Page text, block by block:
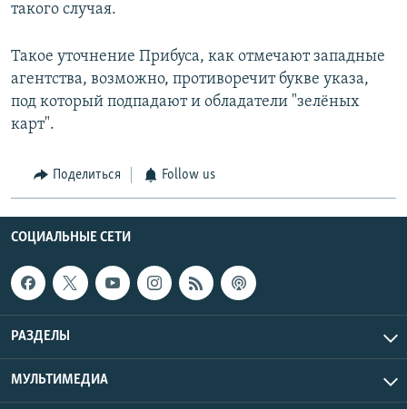
такого случая.
Такое уточнение Прибуса, как отмечают западные
агентства, возможно, противоречит букве указа,
под который подпадают и обладатели "зелёных
карт".
Поделиться Follow us
СОЦИАЛЬНЫЕ СЕТИ
РАЗДЕЛЫ
МУЛЬТИМЕДИА